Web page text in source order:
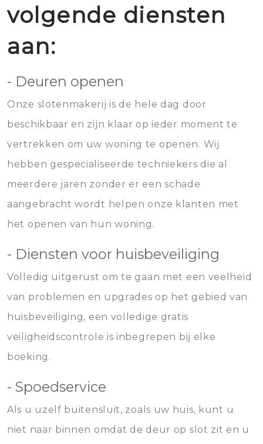
volgende diensten
aan:
- Deuren openen
Onze slotenmakerij is de hele dag door
beschikbaar en zijn klaar op ieder moment te
vertrekken om uw woning te openen. Wij
hebben gespecialiseerde techniekers die al
meerdere jaren zonder er een schade
aangebracht wordt helpen onze klanten met
het openen van hun woning.
- Diensten voor huisbeveiliging
Volledig uitgerust om te gaan met een veelheid
van problemen en upgrades op het gebied van
huisbeveiliging, een volledige gratis
veiligheidscontrole is inbegrepen bij elke
boeking.
- Spoedservice
Als u uzelf buitensluit, zoals uw huis, kunt u
niet naar binnen omdat de deur op slot zit en u